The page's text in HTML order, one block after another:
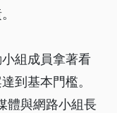
組成員拿著看
到基本門檻。
體與網路小組長